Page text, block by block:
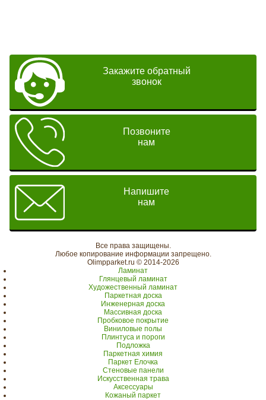
Закажите обратный
звонок
Позвоните
нам
Напишите
нам
Все права защищены.
Любое копирование информации запрещено.
Olimpparket.ru © 2014-2026
Ламинат
Глянцевый ламинат
Художественный ламинат
Паркетная доска
Инженерная доска
Массивная доска
Пробковое покрытие
Виниловые полы
Плинтуса и пороги
Подложка
Паркетная химия
Паркет Елочка
Стеновые панели
Искусственная трава
Аксессуары
Кожаный паркет